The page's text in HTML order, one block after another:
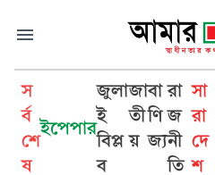
স
র্ব
শে
ষ
ইপেপার
জুলা
ই
বিপ্ল
ব
জা
তী
য়
বা
ণি
জ্য
রা
জ
নী
তি
সা
রা
দে
শ